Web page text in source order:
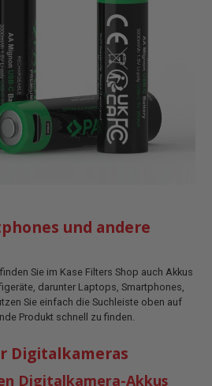
und andere
Sie im Kase Filters Shop auch Akkus
darunter Laptops, Smartphones,
Sie einfach die Suchleiste oben auf
Produkt schnell zu finden.
Digitalkameras
Digitalkamera-Akkus